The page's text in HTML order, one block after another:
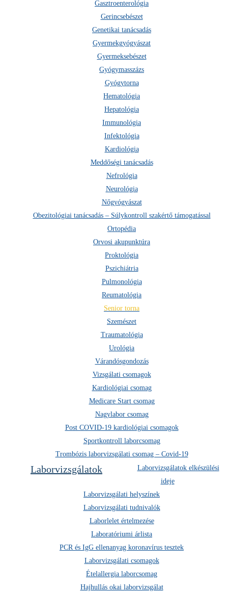
Gasztroenterológia
Gerincsebészet
Genetikai tanácsadás
Gyermekgyógyászat
Gyermeksebészet
Gyógymasszázs
Gyógytorna
Hematológia
Hepatológia
Immunológia
Infektológia
Kardiológia
Meddőségi tanácsadás
Nefrológia
Neurológia
Nőgyógyászat
Obezitológiai tanácsadás – Súlykontroll szakértő támogatással
Ortopédia
Orvosi akupunktúra
Proktológia
Pszichiátria
Pulmonológia
Reumatológia
Senior torna
Szemészet
Traumatológia
Urológia
Várandósgondozás
Vizsgálati csomagok
Kardiológiai csomag
Medicare Start csomag
Nagylabor csomag
Post COVID-19 kardiológiai csomagok
Sportkontroll laborcsomag
Trombózis laborvizsgálati csomag – Covid-19
Laborvizsgálatok
Laborvizsgálatok elkészülési
ideje
Laborvizsgálati helyszínek
Laborvizsgálati tudnivalók
Laborlelet értelmezése
Laboratóriumi árlista
PCR és IgG ellenanyag koronavírus tesztek
Laborvizsgálati csomagok
Ételallergia laborcsomag
Hajhullás okai laborvizsgálat
laboratóriumi vizsgálatrais sor kerülhet.
Műtétek
medicaredental.hu